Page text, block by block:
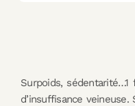
Surpoids, sédentarité…1
d’insuffisance